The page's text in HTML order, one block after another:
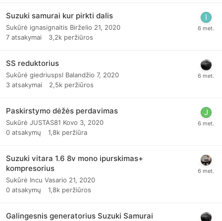
Suzuki samurai kur pirkti dalis
Sukūrė ignasignaitis Birželio 21, 2020
7 atsakymai 3,2k peržiūros
SS reduktorius
Sukūrė giedriuspsl Balandžio 7, 2020
3 atsakymai 2,5k peržiūros
Paskirstymo dėžės perdavimas
Sukūrė JUSTAS81 Kovo 3, 2020
0 atsakymų 1,8k peržiūra
Suzuki vitara 1.6 8v mono ipurskimas+
kompresorius
Sukūrė Incu Vasario 21, 2020
0 atsakymų 1,8k peržiūros
Galingesnis generatorius Suzuki Samurai